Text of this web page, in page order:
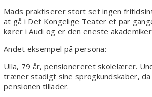
Mads praktiserer stort set ingen
at gå i Det Kongelige Teater et par
kører i Audi og er den eneste
Andet eksempel på persona:
Ulla, 79 år, pensionereret skolelærer.
træner stadigt sine sprogkundskaber,
pensionen tillader.